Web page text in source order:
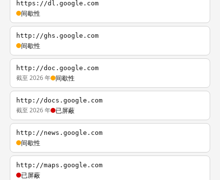
https://dl.google.com
间歇性
http://ghs.google.com
间歇性
http://doc.google.com
截至 2026 年 间歇性
http://docs.google.com
截至 2026 年 已屏蔽
http://news.google.com
间歇性
http://maps.google.com
已屏蔽